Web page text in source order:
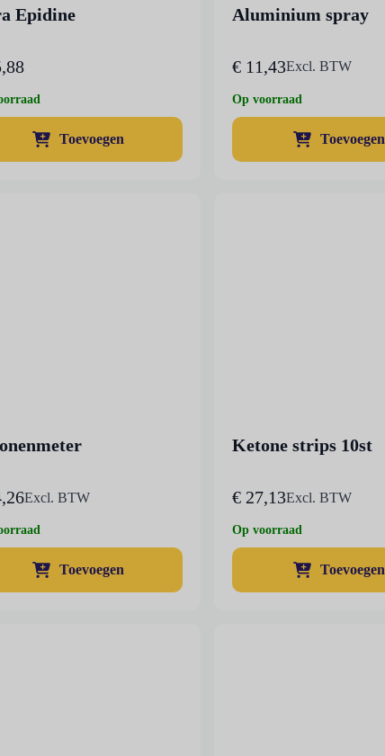
Epidine
Toevoegen
Aluminium spray
€11,43Excl. BTW
Op voorraad
Toevoegen
Excl. BTW
Toevoegen
Ketone strips 10st
€27,13Excl. BTW
Op voorraad
Toevoegen